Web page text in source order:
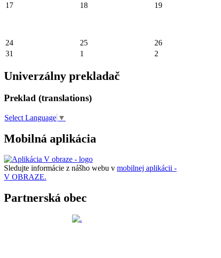
17 18 19
24 25
26
31
1 2
Univerzálny prekladač
Preklad (translations)
Select Language ▼
Mobilná aplikácia
Sledujte informácie z nášho webu v mobilnej aplikácii -
V OBRAZE.
Partnerská obec